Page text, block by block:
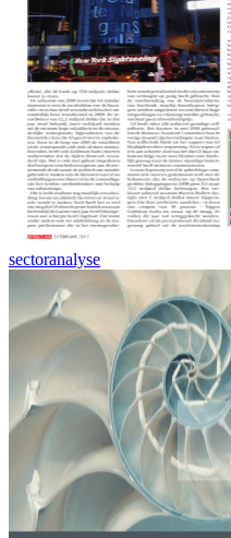
sectoranalyse